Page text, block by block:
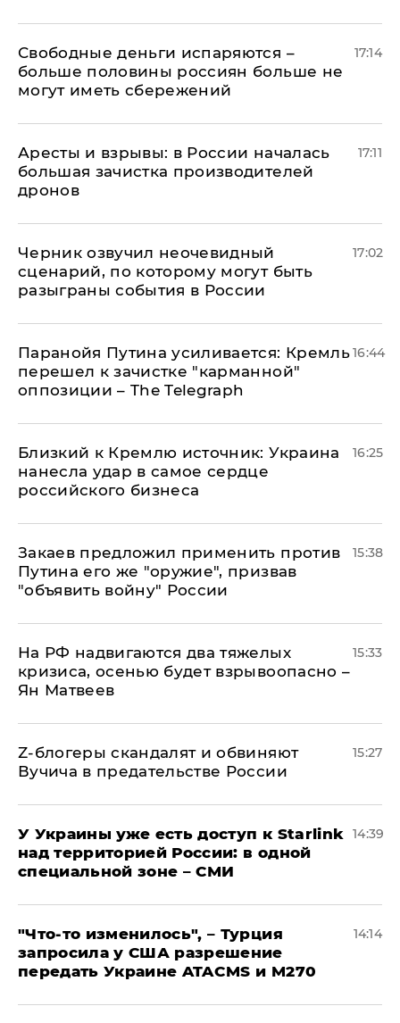
Свободные деньги испаряются –
больше половины россиян больше не
могут иметь сбережений
17:14
Аресты и взрывы: в России началась
большая зачистка производителей
дронов
17:11
Черник озвучил неочевидный
сценарий, по которому могут быть
разыграны события в России
17:02
Паранойя Путина усиливается: Кремль
перешел к зачистке "карманной"
оппозиции – The Telegraph
16:44
Близкий к Кремлю источник: Украина
нанесла удар в самое сердце
российского бизнеса
16:25
Закаев предложил применить против
Путина его же "оружие", призвав
"объявить войну" России
15:38
На РФ надвигаются два тяжелых
кризиса, осенью будет взрывоопасно –
Ян Матвеев
15:33
Z-блогеры скандалят и обвиняют
Вучича в предательстве России
15:27
У Украины уже есть доступ к Starlink
над территорией России: в одной
специальной зоне – СМИ
14:39
​"Что-то изменилось", – Турция
запросила у США разрешение
передать Украине ATACMS и M270
14:14